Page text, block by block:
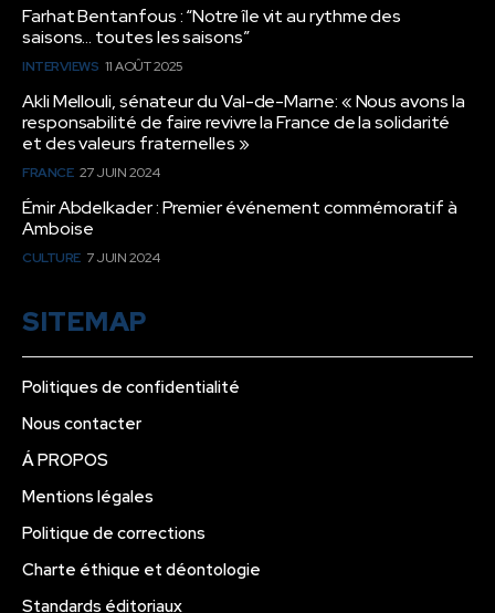
Farhat Bentanfous : “Notre île vit au rythme des
saisons… toutes les saisons”
INTERVIEWS 11 AOÛT 2025
Akli Mellouli, sénateur du Val-de-Marne: « Nous avons la
responsabilité de faire revivre la France de la solidarité
et des valeurs fraternelles »
FRANCE 27 JUIN 2024
Émir Abdelkader : Premier événement commémoratif à
Amboise
CULTURE 7 JUIN 2024
SITEMAP
Politiques de confidentialité
Nous contacter
Á PROPOS
Mentions légales
Politique de corrections
Charte éthique et déontologie
Standards éditoriaux